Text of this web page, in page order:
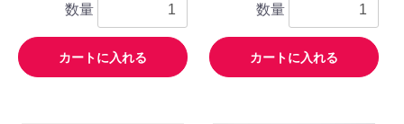
数量
カートに入れる
数量
カートに入れる